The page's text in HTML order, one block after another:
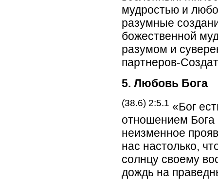
мудростью и
разумные
божественной
разумом и
партнеров-
5. Любовь Бога
(38.6) 2:5.1 «Бог
отношением Бога
неизменное
нас настолько,
солнцу своему
дождь на